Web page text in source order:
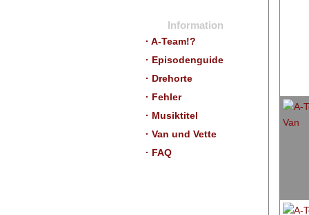
Information
· A-Team!?
· Episodenguide
· Drehorte
· Fehler
· Musiktitel
· Van und Vette
· FAQ